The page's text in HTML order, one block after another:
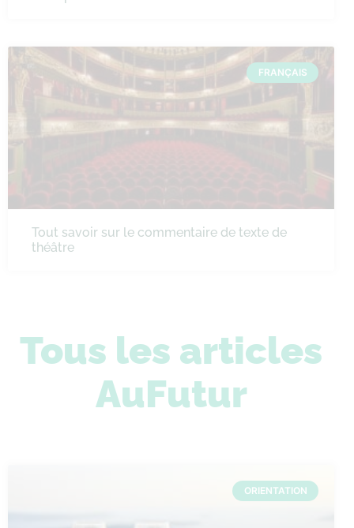
FRANÇAIS
Tout savoir sur le commentaire de texte de
théâtre
Tous les articles
AuFutur
ORIENTATION